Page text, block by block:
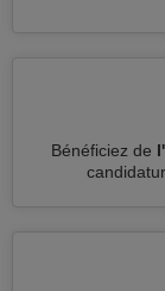
Bénéficiez de